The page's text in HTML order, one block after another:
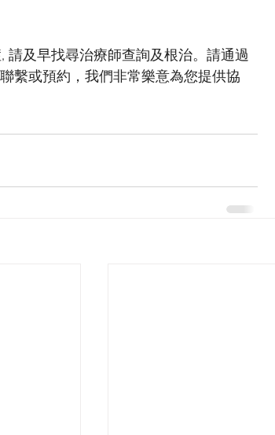
及早找尋治療師查詢及根治。請通過
繫或預約，我們非常樂意為您提供協